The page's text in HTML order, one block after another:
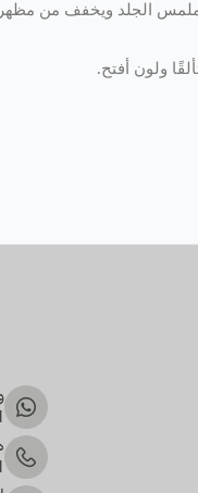
الجلد ويخفف من
ولون أفتح.